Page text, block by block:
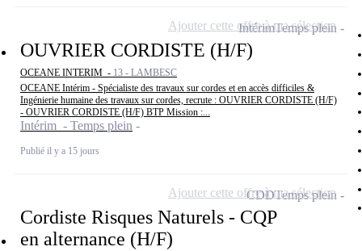
OUVRIER CORDISTE (H/F)
OCEANE INTERIM - 13 - LAMBESC
OCEANE Intérim - Spécialiste des travaux sur cordes et en accès difficiles &
Ingénierie humaine des travaux sur cordes, recrute : OUVRIER CORDISTE (H/F)
- OUVRIER CORDISTE (H/F) BTP Mission :...
Intérim - Temps plein
Publié il y a 15 jours
IntérimTemps plein
Ajouter cette offre à ma sélection
Cordiste Risques Naturels - CQP
en alternance (H/F)
CDDTemps plein
Ajouter cette offre à ma sélection